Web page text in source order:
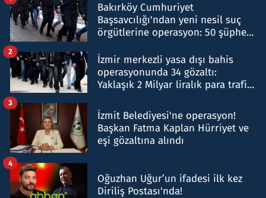
Bakırköy Cumhuriyet
Başsavcılığı'ndan yeni nesil suç
örgütlerine operasyon: 50 şüpheli
İzmir merkezli yasa dışı bahis
operasyonunda 34 gözaltı:
Yaklaşık 2 Milyar liralık para trafiği
2
İzmit Belediyesi'ne operasyon!
Başkan Fatma Kaplan Hürriyet ve
eşi gözaltına alındı
3
Oğuzhan Uğur’un ifadesi ilk kez
Diriliş Postası'nda!
4